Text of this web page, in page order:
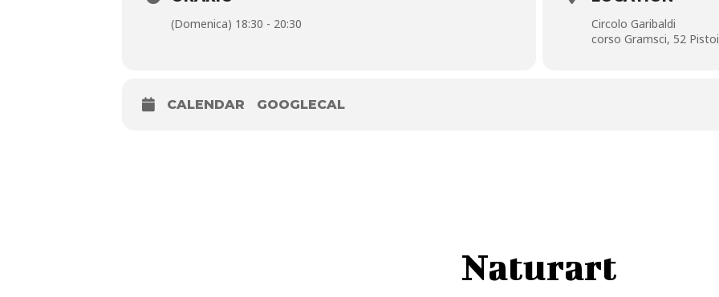
è una giovanissima e bellissima performer a tutto tondo che danza, canta e recita da
(Domenica) 18:30 - 20:30
Circolo Garibaldi
corso Gramsci, 52
CALENDAR GOOGLECAL
Naturart